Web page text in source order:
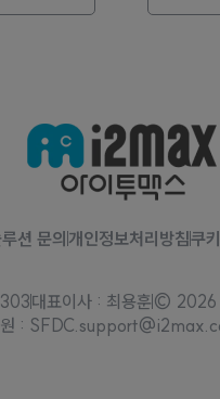
션 문의 개인정보처리방침쿠
대표이사 : 최용훈 © 2026
원 :